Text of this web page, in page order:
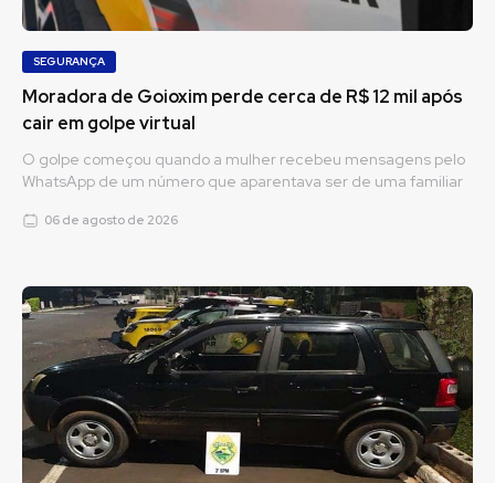
SEGURANÇA
Moradora de Goioxim perde cerca de R$ 12 mil após
cair em golpe virtual
O golpe começou quando a mulher recebeu mensagens pelo
WhatsApp de um número que aparentava ser de uma familiar
06 de agosto de 2026